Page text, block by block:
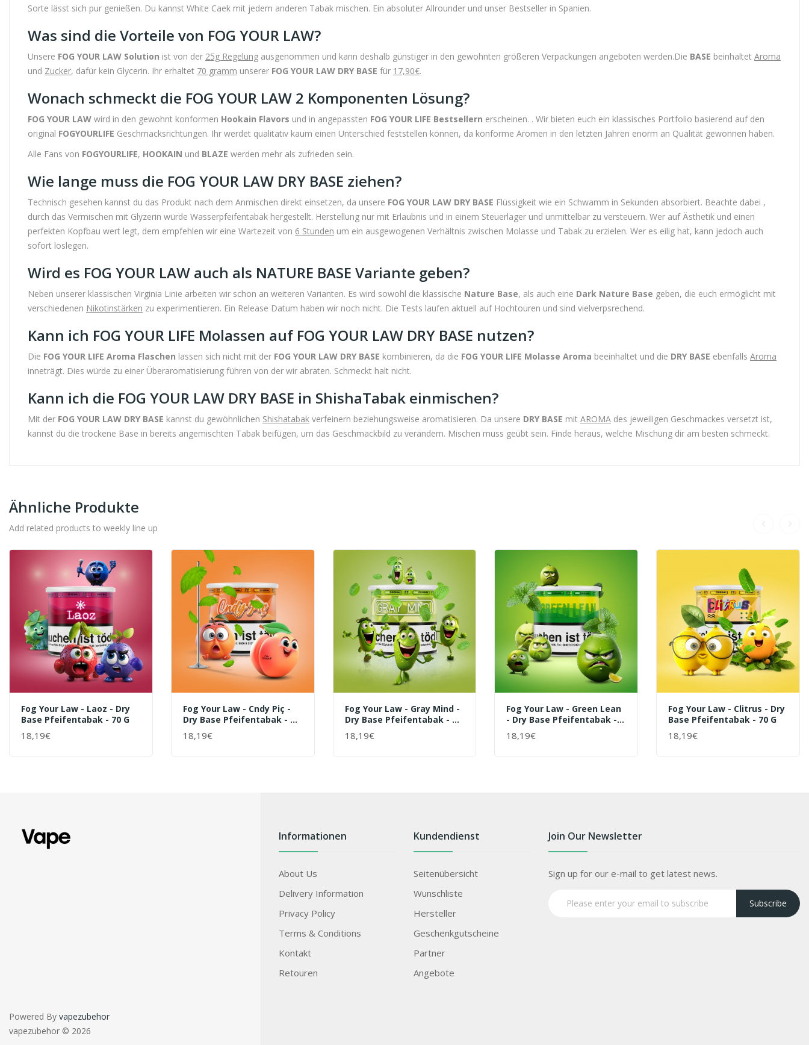
Sorte lässt sich pur genießen. Du kannst White Caek mit jedem anderen Tabak mischen. Ein absoluter Allrounder und unser Bestseller in Spanien.
Was sind die Vorteile von FOG YOUR LAW?
Unsere FOG YOUR LAW Solution ist von der 25g Regelung ausgenommen und kann deshalb günstiger in den gewohnten größeren Verpackungen angeboten werden.Die BASE beinhaltet Aroma
und Zucker, dafür kein Glycerin. Ihr erhaltet 70 gramm unserer FOG YOUR LAW DRY BASE für 17,90€.
Wonach schmeckt die FOG YOUR LAW 2 Komponenten Lösung?
FOG YOUR LAW wird in den gewohnt konformen Hookain Flavors und in angepassten FOG YOUR LIFE Bestsellern erscheinen. . Wir bieten euch ein klassisches Portfolio basierend auf den
original FOGYOURLIFE Geschmacksrichtungen. Ihr werdet qualitativ kaum einen Unterschied feststellen können, da konforme Aromen in den letzten Jahren enorm an Qualität gewonnen haben.
Alle Fans von FOGYOURLIFE, HOOKAIN und BLAZE werden mehr als zufrieden sein.
Wie lange muss die FOG YOUR LAW DRY BASE ziehen?
Technisch gesehen kannst du das Produkt nach dem Anmischen direkt einsetzen, da unsere FOG YOUR LAW DRY BASE Flüssigkeit wie ein Schwamm in Sekunden absorbiert. Beachte dabei ,
durch das Vermischen mit Glyzerin würde Wasserpfeifentabak hergestellt. Herstellung nur mit Erlaubnis und in einem Steuerlager und unmittelbar zu versteuern. Wer auf Ästhetik und einen
perfekten Kopfbau wert legt, dem empfehlen wir eine Wartezeit von 6 Stunden um ein ausgewogenen Verhältnis zwischen Molasse und Tabak zu erzielen. Wer es eilig hat, kann jedoch auch
sofort loslegen.
Wird es FOG YOUR LAW auch als NATURE BASE Variante geben?
Neben unserer klassischen Virginia Linie arbeiten wir schon an weiteren Varianten. Es wird sowohl die klassische Nature Base, als auch eine Dark Nature Base geben, die euch ermöglicht mit
verschiedenen Nikotinstärken zu experimentieren. Ein Release Datum haben wir noch nicht. Die Tests laufen aktuell auf Hochtouren und sind vielverpsrechend.
Kann ich FOG YOUR LIFE Molassen auf FOG YOUR LAW DRY BASE nutzen?
Die FOG YOUR LIFE Aroma Flaschen lassen sich nicht mit der FOG YOUR LAW DRY BASE kombinieren, da die FOG YOUR LIFE Molasse Aroma beeinhaltet und die DRY BASE ebenfalls Aroma
inneträgt. Dies würde zu einer Überaromatisierung führen von der wir abraten. Schmeckt halt nicht.
Kann ich die FOG YOUR LAW DRY BASE in ShishaTabak einmischen?
Mit der FOG YOUR LAW DRY BASE kannst du gewöhnlichen Shishatabak verfeinern beziehungsweise aromatisieren. Da unsere DRY BASE mit AROMA des jeweiligen Geschmackes versetzt ist,
kannst du die trockene Base in bereits angemischten Tabak beifügen, um das Geschmackbild zu verändern. Mischen muss geübt sein. Finde heraus, welche Mischung dir am besten schmeckt.
Ähnliche Produkte
Add related products to weekly line up
Fog Your Law - Laoz - Dry
Base Pfeifentabak - 70 G
18,19€
+ WARENKORB
Fog Your Law - Cndy Piç -
Dry Base Pfeifentabak - 70
18,19€
+ WARENKORB
Fog Your Law - Gray Mind -
Dry Base Pfeifentabak - 70
18,19€
+ WARENKORB
Fog Your Law - Green Lean
- Dry Base Pfeifentabak -
18,19€
+ WARENKORB
Fog Your Law - Clitrus - Dry
Base Pfeifentabak - 70 G
18,19€
+ WARENKORB
Informationen
About Us
Delivery Information
Privacy Policy
Terms & Conditions
Kontakt
Retouren
Kundendienst
Seitenübersicht
Wunschliste
Hersteller
Geschenkgutscheine
Partner
Angebote
Join Our Newsletter
Sign up for our e-mail to get latest news.
Subscribe
Powered By vapezubehor
vapezubehor © 2026